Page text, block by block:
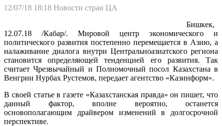
12/07/18 18:18 Новости стран ЦА
Бишкек,
12.07.18 /Кабар/. Мировой центр экономического и
политического развития постепенно перемещается в Азию, а
налаживание диалога внутри Центральноазиатского региона
становится определяющей тенденцией его развития. Так
считает Чрезвычайный и Полномочный посол Казахстана в
Венгрии Нурбах Рустемов, передает агентство «Казинформ».
В своей статье в газете «Казахстанская правда» он пишет, что
данный фактор, вполне вероятно, останется
основополагающим драйвером изменений в долгосрочной
перспективе.